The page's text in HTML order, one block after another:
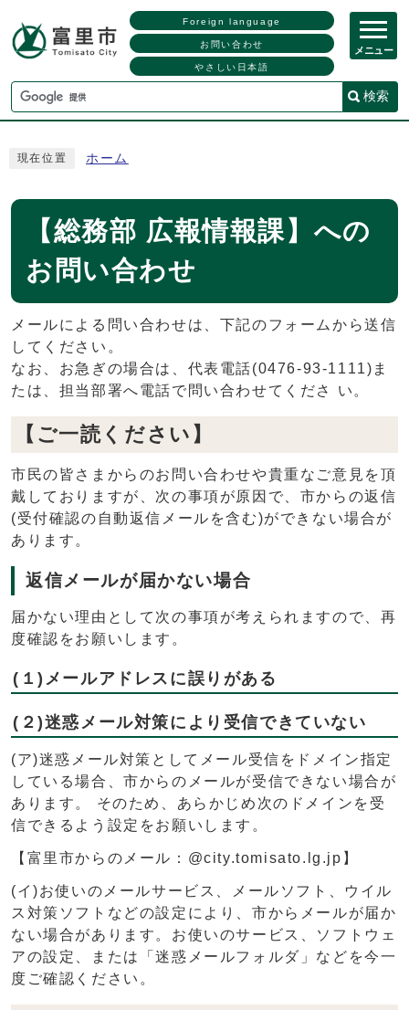
Foreign language
お問い合わせ
やさしい日本語
検索
メニュー
現在位置 ホーム
【総務部 広報情報課】への
お問い合わせ
メールによる問い合わせは、下記のフォームから送信
してください。
なお、お急ぎの場合は、代表電話(0476-93-1111)ま
たは、担当部署へ電話で問い合わせてくださ い。
【ご一読ください】
市民の皆さまからのお問い合わせや貴重なご意見を頂
戴しておりますが、次の事項が原因で、市からの返信
(受付確認の自動返信メールを含む)ができない場合が
あります。
返信メールが届かない場合
届かない理由として次の事項が考えられますので、再
度確認をお願いします。
(１)メールアドレスに誤りがある
(２)迷惑メール対策により受信できていない
(ア)迷惑メール対策としてメール受信をドメイン指定
している場合、市からのメールが受信できない場合が
あります。 そのため、あらかじめ次のドメインを受
信できるよう設定をお願いします。
【富里市からのメール：@city.tomisato.lg.jp】
(イ)お使いのメールサービス、メールソフト、ウイル
ス対策ソフトなどの設定により、市からメールが届か
ない場合があります。お使いのサービス、ソフトウェ
アの設定、または「迷惑メールフォルダ」などを今一
度ご確認ください。